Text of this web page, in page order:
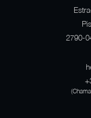
2790-